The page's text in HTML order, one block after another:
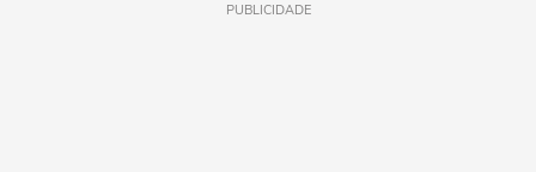
PUBLICIDADE